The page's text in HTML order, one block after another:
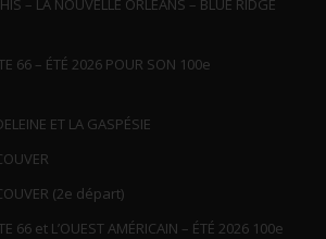
– LA NOUVELLE ORLÉANS – BLUE RIDGE
66 – ÉTÉ 2026 POUR SON 100e
ET LA GASPÉSIE
(2e départ)
66 et L’OUEST AMÉRICAIN – ÉTÉ 2026 100e